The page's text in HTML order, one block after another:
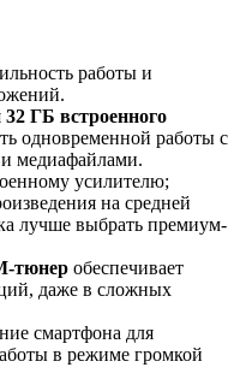
работы и
ГБ встроенного
одновременной работы с
медиафайлами.
усилителю;
на средней
лучше выбрать премиум-
тюнер обеспечивает
даже в сложных
смартфона для
в режиме громкой